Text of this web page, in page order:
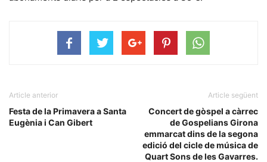
Article anterior
Festa de la Primavera a Santa
Eugènia i Can Gibert
Article següent
Concert de gòspel a càrrec
de Gospelians Girona
emmarcat dins de la segona
edició del cicle de música de
Quart Sons de les Gavarres.